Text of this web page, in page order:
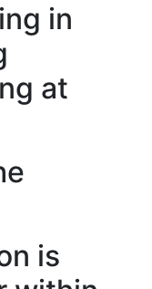
in
at
is